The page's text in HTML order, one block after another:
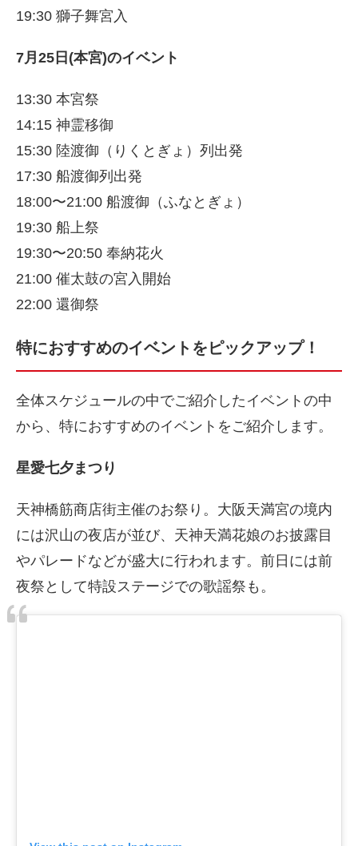
19:30 獅子舞宮入
7月25日(本宮)のイベント
13:30 本宮祭
14:15 神霊移御
15:30 陸渡御（りくとぎょ）列出発
17:30 船渡御列出発
18:00〜21:00 船渡御（ふなとぎょ）
19:30 船上祭
19:30〜20:50 奉納花火
21:00 催太鼓の宮入開始
22:00 還御祭
特におすすめのイベントをピックアップ！
全体スケジュールの中でご紹介したイベントの中
から、特におすすめのイベントをご紹介します。
星愛七夕まつり
天神橋筋商店街主催のお祭り。大阪天満宮の境内
には沢山の夜店が並び、天神天満花娘のお披露目
やパレードなどが盛大に行われます。前日には前
夜祭として特設ステージでの歌謡祭も。